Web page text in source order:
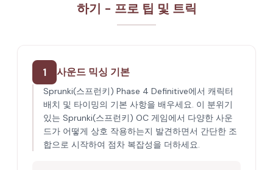
하기 - 프로 팁 및 트릭
1 사운드 믹싱 기본
Sprunki(스프런키) Phase 4 Definitive에서 캐릭터
배치 및 타이밍의 기본 사항을 배우세요. 이 분위기
있는 Sprunki(스프런키) OC 게임에서 다양한 사운
드가 어떻게 상호 작용하는지 발견하면서 간단한 조
합으로 시작하여 점차 복잡성을 더하세요.